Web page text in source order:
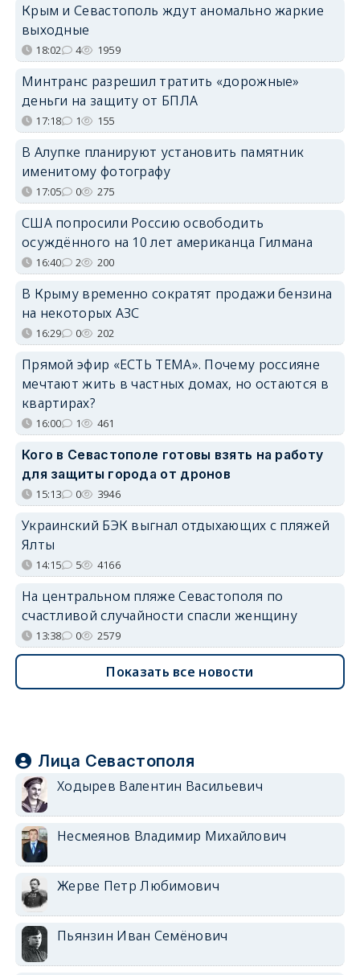
Крым и Севастополь ждут аномально жаркие
выходные
18:02 4 1959
Минтранс разрешил тратить «дорожные»
деньги на защиту от БПЛА
17:18 1 155
В Алупке планируют установить памятник
именитому фотографу
17:05 0 275
США попросили Россию освободить
осуждённого на 10 лет американца Гилмана
16:40 2 200
В Крыму временно сократят продажи бензина
на некоторых АЗС
16:29 0 202
Прямой эфир «ЕСТЬ ТЕМА». Почему россияне
мечтают жить в частных домах, но остаются в
квартирах?
16:00 1 461
Кого в Севастополе готовы взять на работу
для защиты города от дронов
15:13 0 3946
Украинский БЭК выгнал отдыхающих с пляжей
Ялты
14:15 5 4166
На центральном пляже Севастополя по
счастливой случайности спасли женщину
13:38 0 2579
Показать все новости
Лица Севастополя
Ходырев Валентин Васильевич
Несмеянов Владимир Михайлович
Жерве Петр Любимович
Пьянзин Иван Семёнович